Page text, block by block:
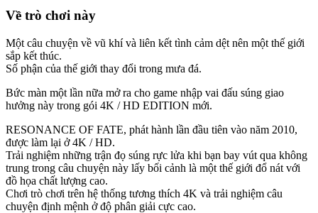
Về trò chơi này
Một câu chuyện về vũ khí và liên kết tình cảm dệt nên một thế giới
sắp kết thúc.
Số phận của thế giới thay đổi trong mưa đá.
Bức màn một lần nữa mở ra cho game nhập vai đấu súng giao
hưởng này trong gói 4K / HD EDITION mới.
RESONANCE OF FATE, phát hành lần đầu tiên vào năm 2010,
được làm lại ở 4K / HD.
Trải nghiệm những trận đọ súng rực lửa khi bạn bay vút qua không
trung trong câu chuyện này lấy bối cảnh là một thế giới đổ nát với
đồ họa chất lượng cao.
Chơi trò chơi trên hệ thống tương thích 4K và trải nghiệm câu
chuyện định mệnh ở độ phân giải cực cao.